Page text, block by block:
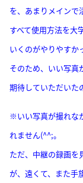
を、あまりメインで
すべて使用方法を大
いくのがやりやすか
そのため、いい写真
期待していただいた
※いい写真が撮れな
れません(^^;。
ただ、中継の録画を
が、遠くて、また手